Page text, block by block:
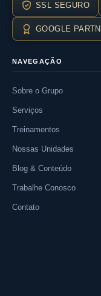
SSL SEGURO
GOOGLE
NAVEGAÇÃO
Sobre o Grupo
Serviços
Treinamentos
Nossas Unidades
Blog & Conteúdo
Trabalhe Conosco
Contato